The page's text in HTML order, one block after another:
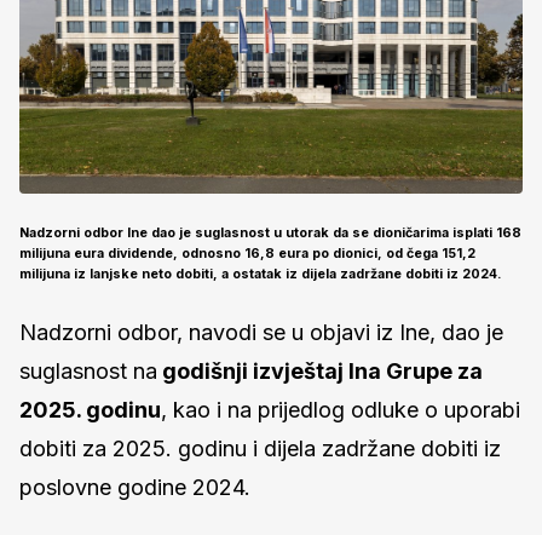
Nadzorni odbor Ine dao je suglasnost u utorak da se dioničarima isplati 168
milijuna eura dividende, odnosno 16,8 eura po dionici, od čega 151,2
milijuna iz lanjske neto dobiti, a ostatak iz dijela zadržane dobiti iz 2024.
Nadzorni odbor, navodi se u objavi iz Ine, dao je
suglasnost na godišnji izvještaj Ina Grupe za
2025. godinu, kao i na prijedlog odluke o uporabi
dobiti za 2025. godinu i dijela zadržane dobiti iz
poslovne godine 2024.